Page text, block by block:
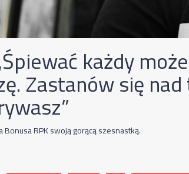
każdy
Zastanów się
Bonusa RPK swoją gorącą szesnastką.